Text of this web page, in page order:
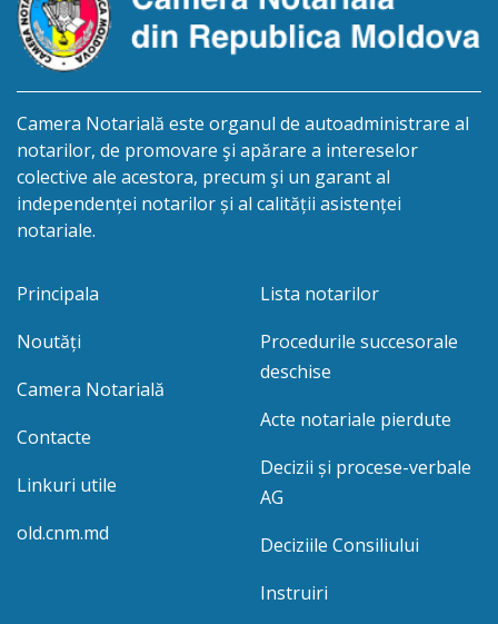
Camera Notarială este organul de autoadministrare al
notarilor, de promovare şi apărare a intereselor
colective ale acestora, precum şi un garant al
independenței notarilor și al calității asistenței
notariale.
Principala
Noutăți
Camera Notarială
Contacte
Linkuri utile
old.cnm.md
Lista notarilor
Procedurile succesorale
deschise
Acte notariale pierdute
Decizii și procese-verbale
AG
Deciziile Consiliului
Instruiri